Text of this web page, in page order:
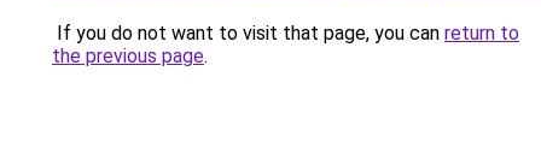
If you do not want to visit that page, you can return to
the previous page.